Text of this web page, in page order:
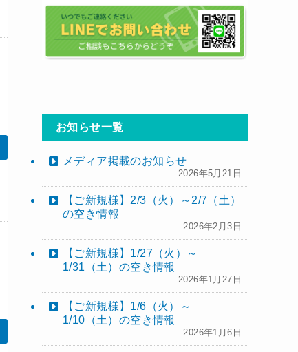
お知らせ一覧
メディア掲載のお知らせ
2026年5月21日
【ご新規様】2/3（火）～2/7（土）
の空き情報
2026年2月3日
【ご新規様】1/27（火）～
1/31（土）の空き情報
2026年1月27日
【ご新規様】1/6（火）～
1/10（土）の空き情報
2026年1月6日